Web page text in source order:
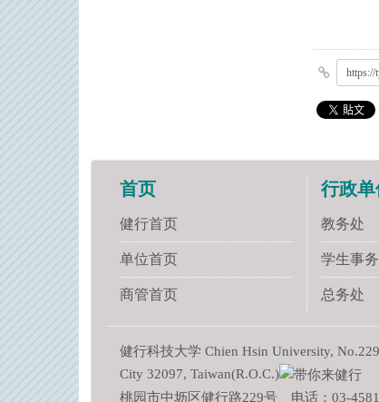
https://
首页
健行首页
单位首页
商管首页
行政单
教务处
学生事
总务处
健行科技大学 Chien Hsin University,
City 32097, Taiwan(R.O.C.)
桃园市中坜区健行路229号 电话：03-